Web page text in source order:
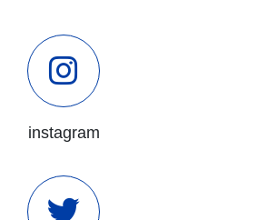
instagram